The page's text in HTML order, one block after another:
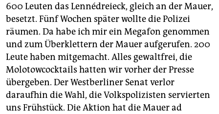
600 Leuten das Lennédreieck, gleich an der Mauer,
besetzt. Fünf Wochen später wollte die Polizei
räumen. Da habe ich mir ein Megafon genommen
und zum Überklettern der Mauer aufgerufen. 200
Leute haben mitgemacht. Alles gewaltfrei, die
Molotowcocktails hatten wir vorher der Presse
übergeben. Der Westberliner Senat verlor
daraufhin die Wahl, die Volkspolizisten servierten
uns Frühstück. Die Aktion hat die Mauer ad